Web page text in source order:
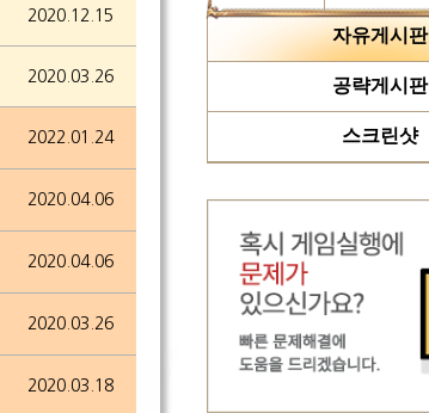
2020.12.15
2020.03.26
2022.01.24
2020.04.06
2020.04.06
2020.03.26
2020.03.18
자유게시판
공략게시판
스크린샷